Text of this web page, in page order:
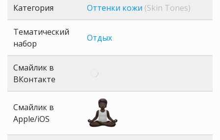
Категория Оттенки кожи (Skin Tones)
Тематический
набор
Отдых
Смайлик в
ВКонтакте
Смайлик в
Apple/iOS